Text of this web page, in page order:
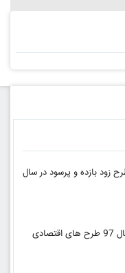
زود بازده و پرسود در سال
طرح های توجیهی زود بازده در سال 97 طرح های اقتصادی